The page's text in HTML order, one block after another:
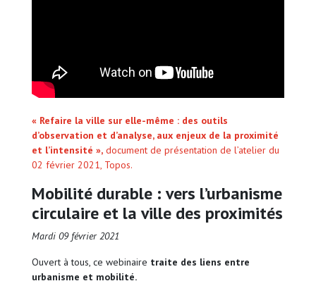
« Refaire la ville sur elle-même : des outils
d’observation et d’analyse, aux enjeux de la proximité
et l’intensité », document de présentation de l’atelier du
02 février 2021, Topos.
Mobilité durable : vers l’urbanisme
circulaire et la ville des proximités
Mardi 09 février 2021
Ouvert à tous, ce webinaire traite des liens entre
urbanisme et mobilité.